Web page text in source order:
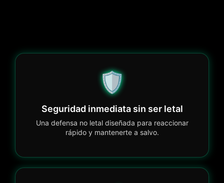
🛡️
Seguridad inmediata sin ser letal
Una defensa no letal diseñada para reaccionar
rápido y mantenerte a salvo.